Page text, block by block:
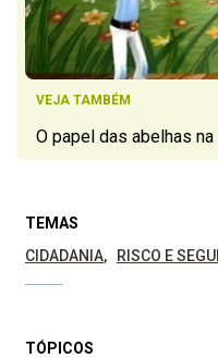
VEJA TAMBÉM
O papel das abelhas
TEMAS
CIDADANIA
RISCO E
TÓPICOS